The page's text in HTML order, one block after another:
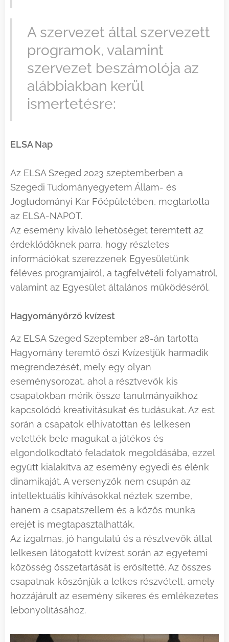
A szervezet által szervezett
programok, valamint
szervezet beszámolója az
alábbiakban kerül
ismertetésre:
ELSA Nap
Az ELSA Szeged 2023 szeptemberben a
Szegedi Tudományegyetem Állam- és
Jogtudományi Kar Főépületében, megtartotta
az ELSA-NAPOT.
Az esemény kiváló lehetőséget teremtett az
érdeklődőknek parra, hogy részletes
információkat szerezzenek Egyesületünk
féléves programjairól, a tagfelvételi folyamatról,
valamint az Egyesület általános működéséről.
Hagyományőrző kvízest
Az ELSA Szeged Szeptember 28-án tartotta
Hagyomány teremtő őszi Kvízestjük harmadik
megrendezését, mely egy olyan
eseménysorozat, ahol a résztvevők kis
csapatokban mérik össze tanulmányaikhoz
kapcsolódó kreativitásukat és tudásukat. Az est
során a csapatok elhivatottan és lelkesen
vetették bele magukat a játékos és
elgondolkodtató feladatok megoldásába, ezzel
együtt kialakítva az esemény egyedi és élénk
dinamikaját. A versenyzők nem csupán az
intellektuális kihívásokkal néztek szembe,
hanem a csapatszellem és a közös munka
erejét is megtapasztalhatták.
Az izgalmas, jó hangulatú és a résztvevők által
lelkesen látogatott kvízest során az egyetemi
közösség összetartását is erősítetté. Az összes
csapatnak köszönjük a lelkes részvételt, amely
hozzájárult az esemény sikeres és emlékezetes
lebonyolításához.